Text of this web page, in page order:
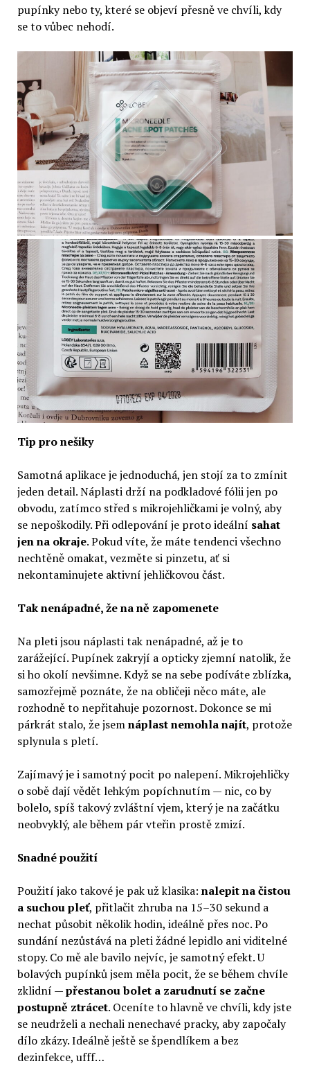
pupínky nebo ty, které se objeví přesně ve chvíli, kdy
se to vůbec nehodí.
Tip pro nešiky
Samotná aplikace je jednoduchá, jen stojí za to zmínit
jeden detail. Náplasti drží na podkladové fólii jen po
obvodu, zatímco střed s mikrojehličkami je volný, aby
se nepoškodily. Při odlepování je proto ideální sahat
jen na okraje. Pokud víte, že máte tendenci všechno
nechtěně omakat, vezměte si pinzetu, ať si
nekontaminujete aktivní jehličkovou část.
Tak nenápadné, že na ně zapomenete
Na pleti jsou náplasti tak nenápadné, až je to
zarážející. Pupínek zakryjí a opticky zjemní natolik, že
si ho okolí nevšimne. Když se na sebe podíváte zblízka,
samozřejmě poznáte, že na obličeji něco máte, ale
rozhodně to nepřitahuje pozornost. Dokonce se mi
párkrát stalo, že jsemnáplast nemohla najít, protože
splynula s pletí.
Zajímavý je i samotný pocit po nalepení. Mikrojehličky
o sobě dají vědět lehkým popíchnutím — nic, co by
bolelo, spíš takový zvláštní vjem, který je na začátku
neobvyklý, ale během pár vteřin prostě zmizí.
Snadné použití
Použití jako takové je pak už klasika: nalepit na čistou
a suchou pleť, přitlačit zhruba na 15–30 sekund a
nechat působit několik hodin, ideálně přes noc. Po
sundání nezůstává na pleti žádné lepidlo ani viditelné
stopy. Co mě ale bavilo nejvíc, je samotný efekt. U
bolavých pupínků jsem měla pocit, že se během chvíle
zklidní —přestanou bolet a zarudnutí se začne
postupně ztrácet. Oceníte to hlavně ve chvíli, kdy jste
se neudrželi a nechali nenechavé pracky, aby započaly
dílo zkázy. Ideálně ještě se špendlíkem a bez
dezinfekce, ufff…